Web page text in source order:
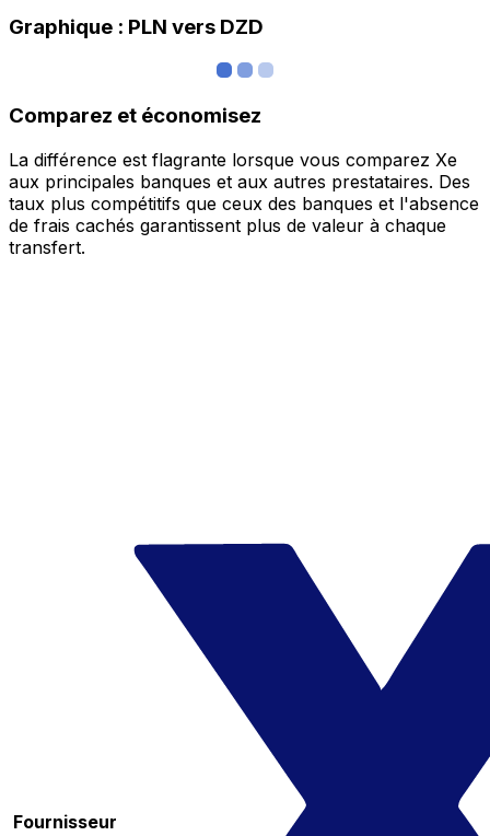
Graphique : PLN vers DZD
Comparez et économisez
La différence est flagrante lorsque vous comparez Xe
aux principales banques et aux autres prestataires. Des
taux plus compétitifs que ceux des banques et l'absence
de frais cachés garantissent plus de valeur à chaque
transfert.
Fournisseur